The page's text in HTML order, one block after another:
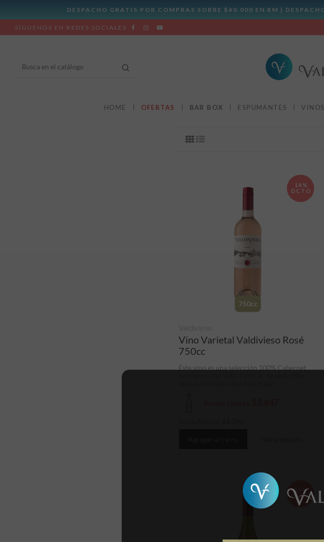
SÍGUENOS EN REDES SOCIALES
HOME OFERTAS BAR BOX ESPUMANTES VINOS
14%
DCTO
750cc
Vino Varietal Valdivieso Rosé
750cc
Valdivieso
Este vino es una selección 100% Cabernet
14%
DCTO